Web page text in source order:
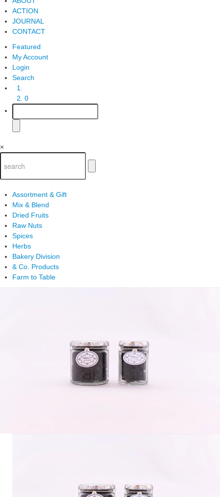
ACTION
JOURNAL
CONTACT
Featured
My Account
Login
Search
0
×
Assortment & Gift
Mix & Blend
Dried Fruits
Raw Nuts
Spices
Herbs
Bakery Division
& Co. Products
Farm to Table